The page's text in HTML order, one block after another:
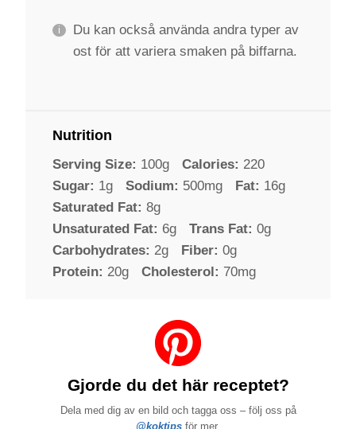
Du kan också använda andra typer av
ost för att variera smaken på biffarna.
Nutrition
Serving Size: 100g Calories: 220
Sugar: 1g Sodium: 500mg Fat: 16g
Saturated Fat: 8g
Unsaturated Fat: 6g Trans Fat: 0g
Carbohydrates: 2g Fiber: 0g
Protein: 20g Cholesterol: 70mg
Gjorde du det här receptet?
Dela med dig av en bild och tagga oss – följ oss på
@koktips för mer.